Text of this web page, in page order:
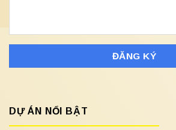
DỰ ÁN NỔI BẬT